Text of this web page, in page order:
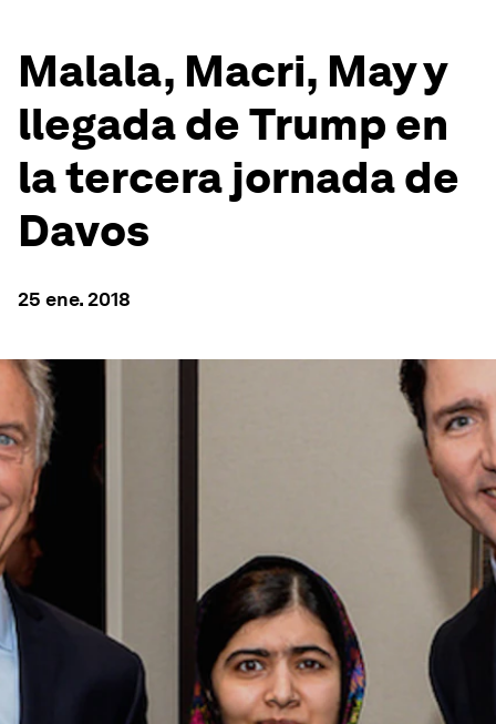
Malala, Macri, May y
llegada de Trump en
la tercera jornada de
Davos
25 ene. 2018